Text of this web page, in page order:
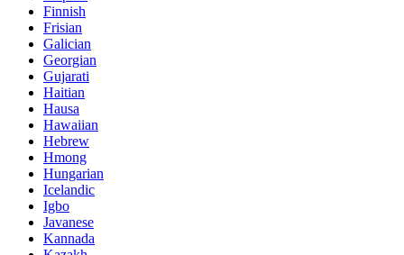
Finnish
Frisian
Galician
Georgian
Gujarati
Haitian
Hausa
Hawaiian
Hebrew
Hmong
Hungarian
Icelandic
Igbo
Javanese
Kannada